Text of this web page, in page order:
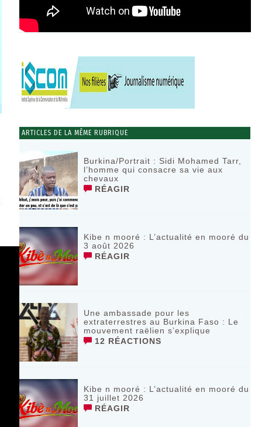
ARTICLES DE LA MÊME RUBRIQUE
Burkina/Portrait : Sidi Mohamed Tarr,
l’homme qui consacre sa vie aux
chevaux
RÉAGIR
Kibe n mooré : L’actualité en mooré du
3 août 2026
RÉAGIR
Une ambassade pour les
extraterrestres au Burkina Faso : Le
mouvement raëlien s’explique
12 RÉACTIONS
Kibe n mooré : L’actualité en mooré du
31 juillet 2026
RÉAGIR